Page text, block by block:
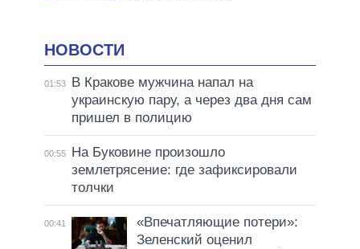
НОВОСТИ
01:53
В Кракове мужчина напал на
украинскую пару, а через два дня сам
пришел в полицию
00:55
На Буковине произошло
землетрясение: где зафиксировали
толчки
00:41
«Впечатляющие потери»:
Зеленский оценил